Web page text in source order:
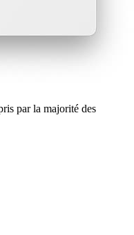
par la majorité des